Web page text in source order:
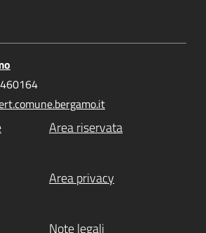
Area riservata
Area privacy
Note legali